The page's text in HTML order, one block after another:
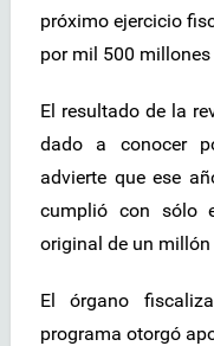
próximo ejercicio
por mil 500 millones
El resultado de la
dado a conocer
advierte que ese
cumplió con sólo
original de un
El órgano
programa otorgó